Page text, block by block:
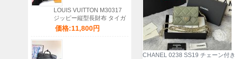
LOUIS VUITTON M30317
ジッピー縦型長財布 タイガ
ブラック サイズ:20x10cm
価格:11,800円
CHANEL 0238 SS19 チェーン付き